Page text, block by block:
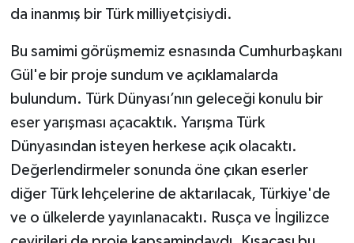
da inanmış bir Türk milliyetçisiydi.
Bu samimi görüşmemiz esnasında Cumhurbaşkanı
Gül'e bir proje sundum ve açıklamalarda
bulundum. Türk Dünyası’nın geleceği konulu bir
eser yarışması açacaktık. Yarışma Türk
Dünyasından isteyen herkese açık olacaktı.
Değerlendirmeler sonunda öne çıkan eserler
diğer Türk lehçelerine de aktarılacak, Türkiye'de
ve o ülkelerde yayınlanacaktı. Rusça ve İngilizce